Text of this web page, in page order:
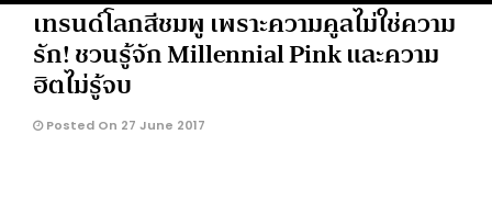
เทรนด์โลกสีชมพู เพราะความคูลไม่ใช่ความ
รัก! ชวนรู้จัก Millennial Pink และความ
ฮิตไม่รู้จบ
Posted On 27 June 2017